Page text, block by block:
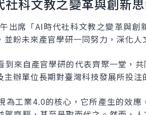
科文教之變革與創新思
出席「AI時代社科文教之變革與
盼未來產官學研一同努力，深化
到來自產官學研的代表齊聚一堂，
辦單位長期對臺灣科技發展所投注
為工業4.0的核心，它所產生的效應